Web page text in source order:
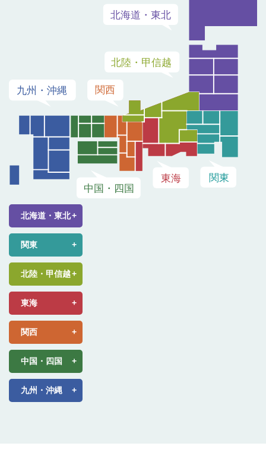
北海道・東北
関東
北陸・甲信越
東海
関西
中国・四国
九州・沖縄